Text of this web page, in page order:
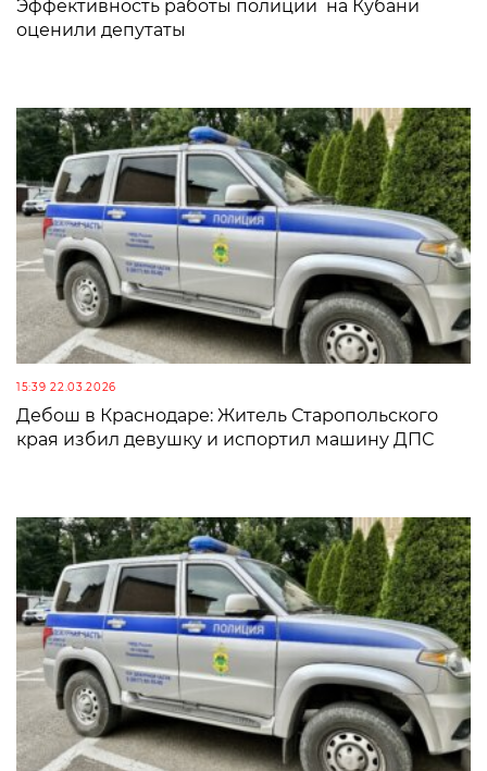
Эффективность работы полиции на Кубани
оценили депутаты
15:39 22.03.2026
Дебош в Краснодаре: Житель Старопольского
края избил девушку и испортил машину ДПС